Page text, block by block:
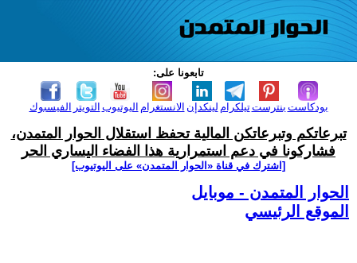
تابعونا على:
الفيسبوك التويتر اليوتيوب الانستغرام لينكدإن تيلكرامبنترست بودكاست
تبرعاتكم وتبرعاتكن المالية تحفظ استقلال الحوار المتمدن،
فشاركونا في دعم استمرارية هذا الفضاء اليساري الحر
[اشترك في قناة ‫«الحوار المتمدن» على اليوتيوب]
الحوار المتمدن - موبايل
الموقع الرئيسي